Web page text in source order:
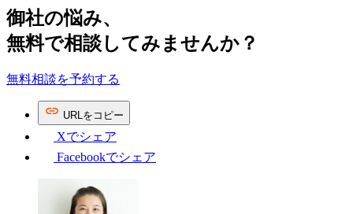
御社の​悩み、
無料で​相談してみませんか？
無料相談を予約する
URL を コピー
Xでシェア
Facebookでシェア